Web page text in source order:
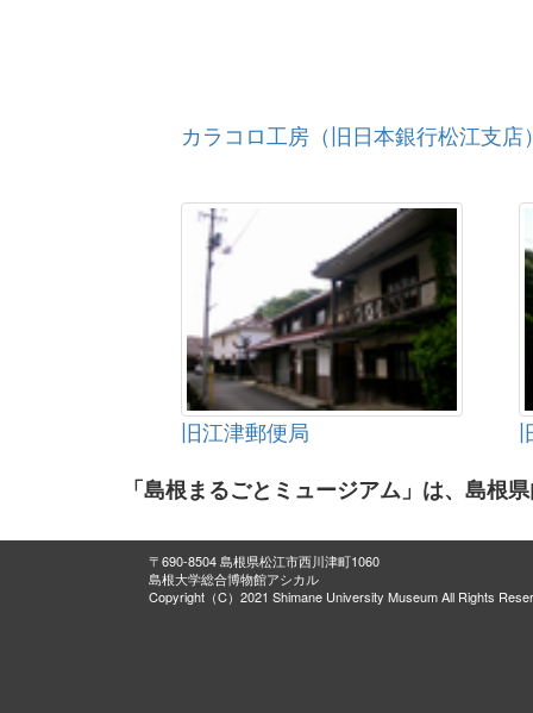
カラコロ工房（旧日本銀行松江支店
旧江津郵便局
「島根まるごとミュージアム」は、島根
〒690-8504 島根県松江市西川津町1060
島根大学総合博物館アシカル
Copyright（C）2021 Shimane University Museum All Rights